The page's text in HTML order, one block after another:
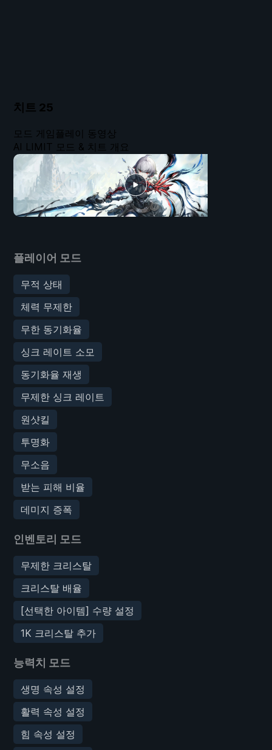
치트 25
플레이어 모드
무적 상태
체력 무제한
무한 동기화율
싱크 레이트 소모
동기화율 재생
무제한 싱크 레이트
원샷킬
투명화
무소음
받는 피해 비율
데미지 증폭
인벤토리 모드
무제한 크리스탈
크리스탈 배율
[선택한 아이템] 수량 설정
1K 크리스탈 추가
능력치 모드
생명 속성 설정
활력 속성 설정
힘 속성 설정
모드 게임플레이 동영상
AI LIMIT 모드 & 치트 개요